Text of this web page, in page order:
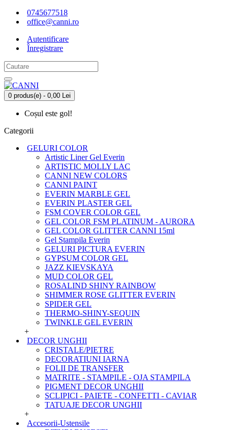
0745677518
office@canni.ro
Autentificare
Înregistrare
0 produs(e) - 0,00 Lei
Coșul este gol!
Categorii
GELURI COLOR
Artistic Liner Gel Everin
ARTISTIC MOLLY LAC
CANNI NEW COLORS
CANNI PAINT
EVERIN MARBLE GEL
EVERIN PLASTER GEL
FSM COVER COLOR GEL
GEL COLOR FSM PLATINUM - AURORA
GEL COLOR GLITTER CANNI 15ml
Gel Stampila Everin
GELURI PICTURA EVERIN
GYPSUM COLOR GEL
JAZZ KIEVSKAYA
MUD COLOR GEL
ROSALIND SHINY RAINBOW
SHIMMER ROSE GLITTER EVERIN
SPIDER GEL
THERMO-SHINY-SEQUIN
TWINKLE GEL EVERIN
+
DECOR UNGHII
CRISTALE/PIETRE
DECORATIUNI IARNA
FOLII DE TRANSFER
MATRITE - STAMPILE - OJA STAMPILA
PIGMENT DECOR UNGHII
SCLIPICI - PAIETE - CONFETTI - CAVIAR
TATUAJE DECOR UNGHII
+
Accesorii-Ustensile